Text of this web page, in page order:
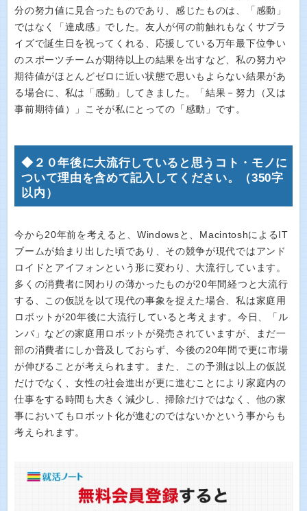
分の努力値に見合ったものであり、感じたものは、「感動」
ではなく「達成感」でした。友人が何の前触れもなくサプラ
イズで誕生日を祝ってくれる、応援している万年最下位争い
のスポーツチームが期待以上の結果を出すなど、私の努力や
期待値がほとんどゼロに近い状態で思いもよらない結果があ
る場合に、私は「感動」してきました。「結果－努力（又は
事前期待値）」こそが私にとっての「感動」です。
◆２０年後に大流行していると思うコト・モノに
ついて理由を含めて記入してください。（350字
以内）
今から20年前を考えると、Windowsと、MacintoshによるIT
ブームが始まり出した頃であり、その競争が現代ではアンド
ロイドとアイフォンという形に変わり、大流行しています。
多くの消費者に関わりの薄かったものが20年間経つと大流行
する、この仮説を以て現代の事象を捉えた場合、私は家庭用
ロボットが20年後に大流行していると考えます。今日、「ル
ンバ」などの家庭用ロボットが発売されていますが、まだ一
部の消費者にしか普及しておらず、今後の20年間で更に市場
が伸びることが考えられます。また、この予測は以上の仮説
だけでなく、女性の社会進出が更に進むことにより家庭内の
仕事をする時間も大きく減少し、掃除だけではなく、他の家
事においてもロボット化が進むのではないかという事からも
考えられます。